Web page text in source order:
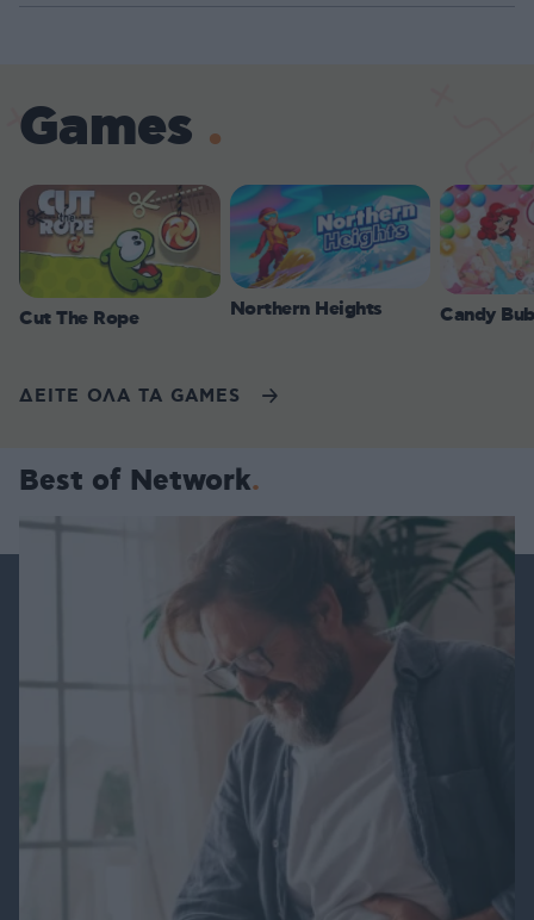
Games
Cut The Rope Northern Heights Candy
ΔΕΙΤΕ ΟΛΑ ΤΑ GAMES
Best of Network